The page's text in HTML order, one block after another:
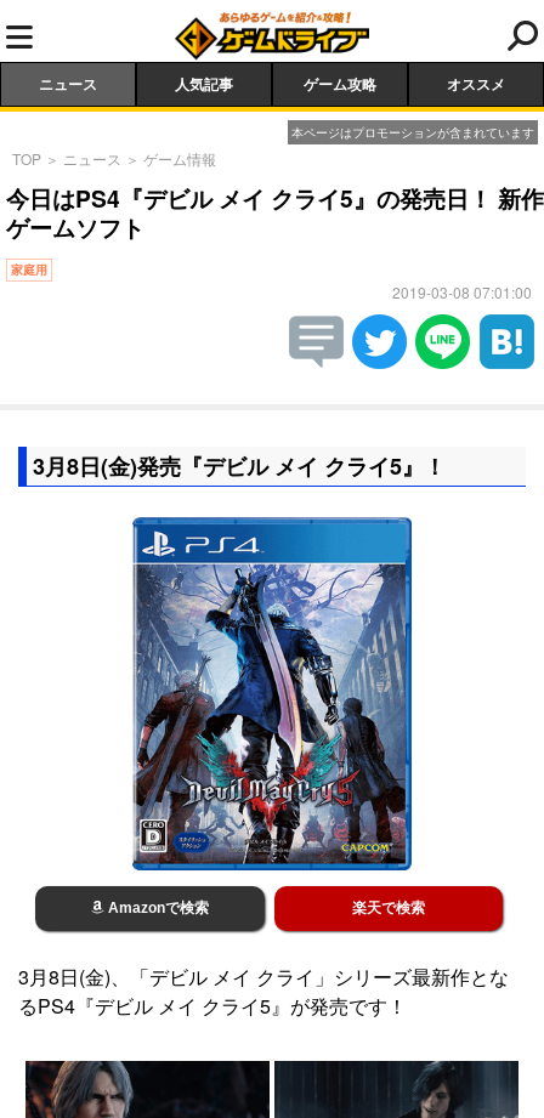
ニュース 人気記事 ゲーム攻略 オススメ
本ページはプロモーションが含まれています
TOP ＞ ニュース ＞ ゲーム情報
今日はPS4『デビル メイ クライ5』の発売日！ 新作
ゲームソフト
家庭用
2019-03-08 07:01:00
3月8日(金)発売『デビル メイ クライ5』！
Amazonで検索 楽天で検索
3月8日(金)、「デビル メイ クライ」シリーズ最新作とな
るPS4『デビル メイ クライ5』が発売です！